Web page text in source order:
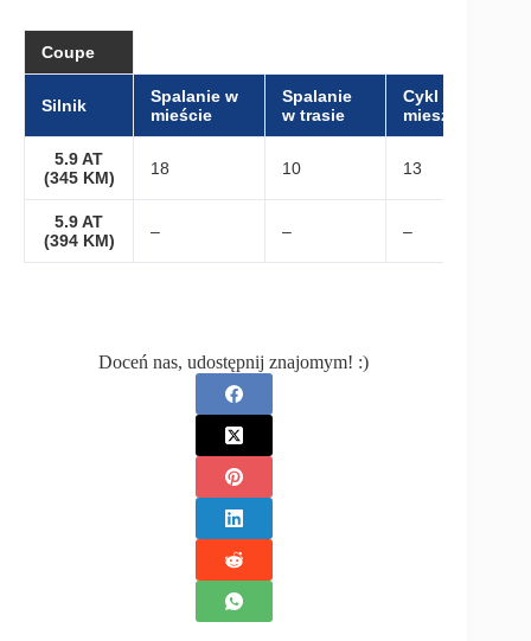
Coupe
Silnik
Spalanie w
mieście
Spalanie
w trasie
Cykl
mieszany
5.9 AT
(345 KM)
18 10 13
5.9 AT
(394 KM)
– – –
Doceń nas, udostępnij znajomym! :)